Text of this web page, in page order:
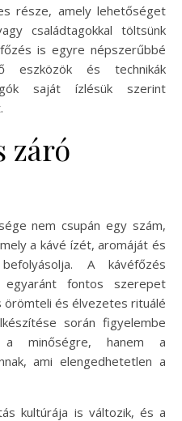
része, amely lehetőséget
családtagokkal töltsünk
is egyre népszerűbbé
eszközök és technikák
saját ízlésük szerint
záró
nem csupán egy szám,
a kávé ízét, aromáját és
A kávéfőzés
fontos szerepet
örömteli és élvezetes rituálé
során figyelembe
minőségre, hanem a
ami elengedhetetlen a
kultúrája is változik, és a